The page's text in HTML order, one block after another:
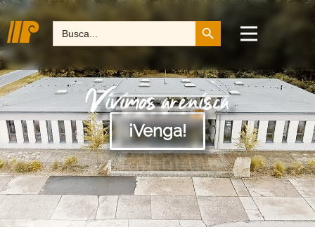
Buscar: Botón de búsqueda
Vivimos arenisca
¡Venga!